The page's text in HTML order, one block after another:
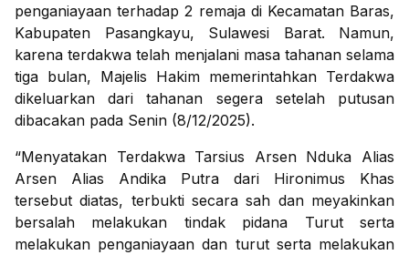
penganiayaan terhadap 2 remaja di Kecamatan Baras,
Kabupaten Pasangkayu, Sulawesi Barat. Namun,
karena terdakwa telah menjalani masa tahanan selama
tiga bulan, Majelis Hakim memerintahkan Terdakwa
dikeluarkan dari tahanan segera setelah putusan
dibacakan pada Senin (8/12/2025).
“Menyatakan Terdakwa Tarsius Arsen Nduka Alias
Arsen Alias Andika Putra dari Hironimus Khas
tersebut diatas, terbukti secara sah dan meyakinkan
bersalah melakukan tindak pidana Turut serta
melakukan penganiayaan dan turut serta melakukan